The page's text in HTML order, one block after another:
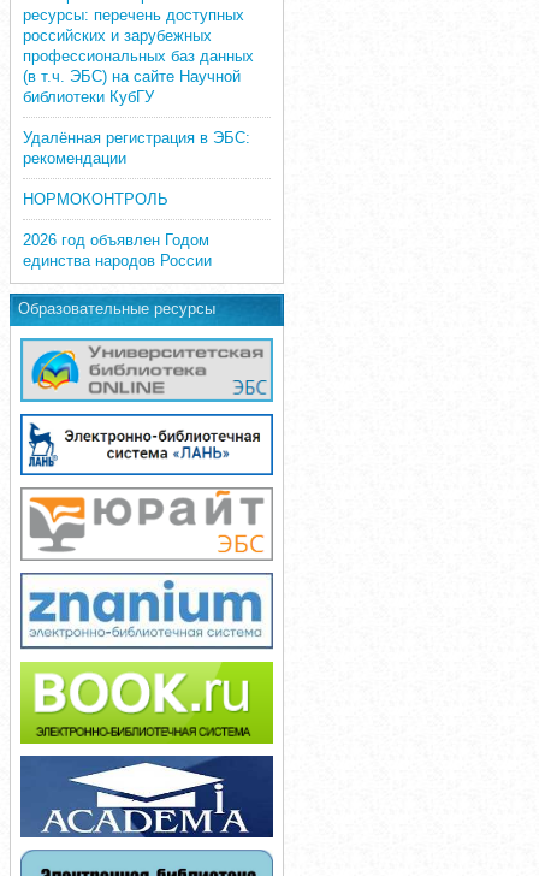
ресурсы: перечень доступных
российских и зарубежных
профессиональных баз данных
(в т.ч. ЭБС) на сайте Научной
библиотеки КубГУ
Удалённая регистрация в ЭБС:
рекомендации
НОРМОКОНТРОЛЬ
2026 год объявлен Годом
единства народов России
Образовательные ресурсы